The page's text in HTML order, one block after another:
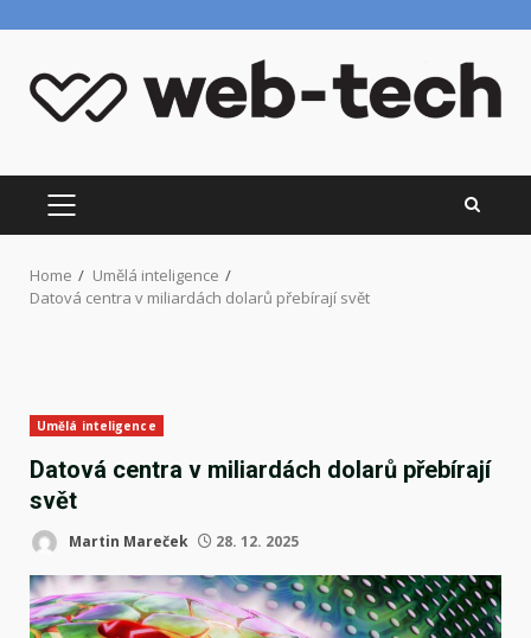
content
PRIMARY
MENU
Home
Umělá inteligence
Datová centra v miliardách dolarů přebírají svět
Umělá inteligence
Datová centra v miliardách dolarů přebírají
svět
Martin Mareček 28. 12. 2025